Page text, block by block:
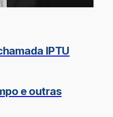
IPTU
e outras